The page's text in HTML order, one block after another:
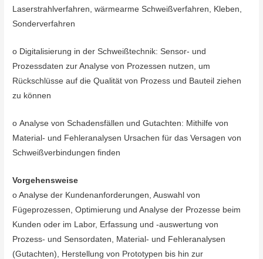
Laserstrahlverfahren, wärmearme Schweißverfahren, Kleben,
Sonderverfahren
o Digitalisierung in der Schweißtechnik: Sensor- und
Prozessdaten zur Analyse von Prozessen nutzen, um
Rückschlüsse auf die Qualität von Prozess und Bauteil ziehen
zu können
o Analyse von Schadensfällen und Gutachten: Mithilfe von
Material- und Fehleranalysen Ursachen für das Versagen von
Schweißverbindungen finden
Vorgehensweise
o Analyse der Kundenanforderungen, Auswahl von
Fügeprozessen, Optimierung und Analyse der Prozesse beim
Kunden oder im Labor, Erfassung und -auswertung von
Prozess- und Sensordaten, Material- und Fehleranalysen
(Gutachten), Herstellung von Prototypen bis hin zur